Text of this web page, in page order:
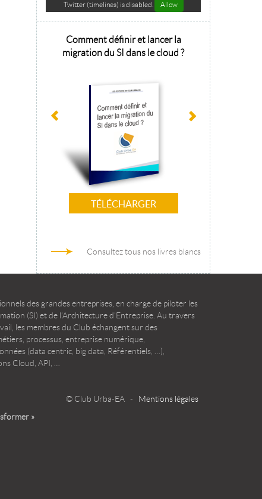
Twitter (timelines) is disabled. Allow
Comment définir et lancer la
migration du SI dans le cloud ?
TÉLÉCHARGER
Architecture
Consultez tous nos livres blancs
des grandes entreprises, en charge de piloter les
(SI) et de l’Architecture d’Entreprise. Au travers
les membres du Club échangent sur des
processus, entreprise numérique,
(data centric, big data, Référentiels, …),
Cloud, API, …
© Club Urba-EA - Mentions légales
»